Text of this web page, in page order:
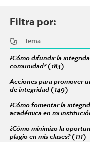
Filtra por:
Tema
¿Cómo difundir la
comunidad? (183) Apply
Acciones para promover
de integridad (149)
¿Cómo fomentar la
académica en mi
¿Cómo minimizo la
plagio en mis clases? (111)